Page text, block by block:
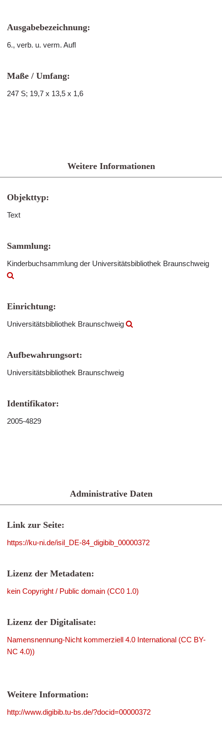
Ausgabebezeichnung:
6., verb. u. verm. Aufl
Maße / Umfang:
247 S; 19,7 x 13,5 x 1,6
Weitere Informationen
Objekttyp:
Text
Sammlung:
Kinderbuchsammlung der Universitätsbibliothek Braunschweig
Einrichtung:
Universitätsbibliothek Braunschweig
Aufbewahrungsort:
Universitätsbibliothek Braunschweig
Identifikator:
2005-4829
Administrative Daten
Link zur Seite:
https://ku-ni.de/isil_DE-84_digibib_00000372
Lizenz der Metadaten:
kein Copyright / Public domain (CC0 1.0)
Lizenz der Digitalisate:
Namensnennung-Nicht kommerziell 4.0 International (CC BY-
NC 4.0))
Weitere Information:
http://www.digibib.tu-bs.de/?docid=00000372